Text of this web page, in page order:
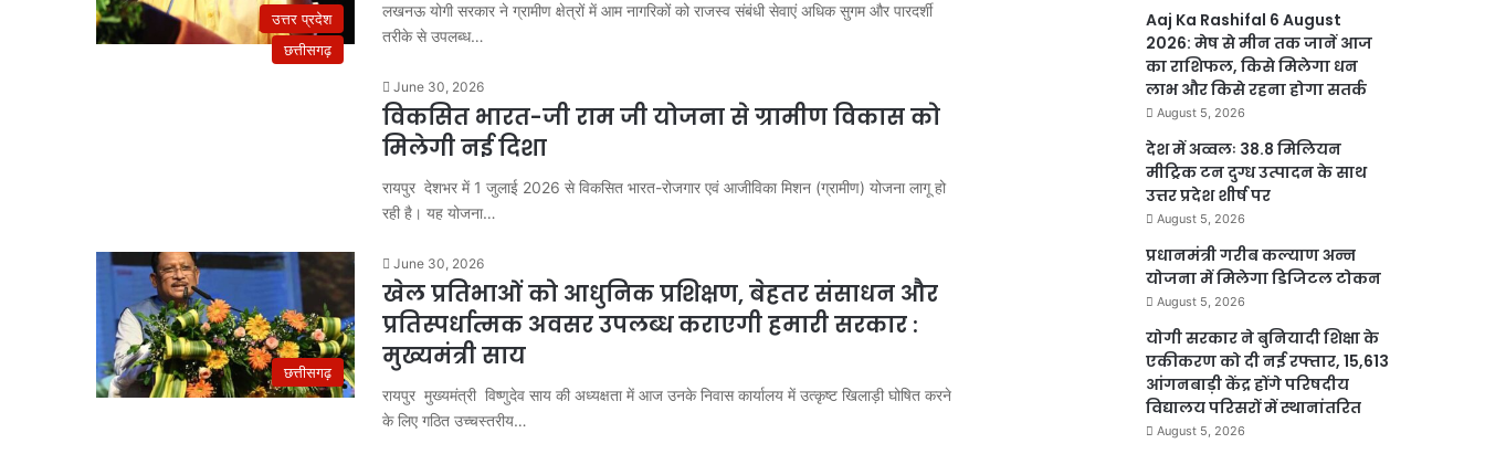
उत्तर प्रदेश
लखनऊ योगी सरकार ने ग्रामीण क्षेत्रों में आम नागरिकों को राजस्व संबंधी सेवाएं अधिक सुगम और पारदर्शी
तरीके से उपलब्ध…
छत्तीसगढ़
June 30, 2026
विकसित भारत-जी राम जी योजना से ग्रामीण विकास को
मिलेगी नई दिशा
रायपुर देशभर में 1 जुलाई 2026 से विकसित भारत-रोजगार एवं आजीविका मिशन (ग्रामीण) योजना लागू हो
रही है। यह योजना…
छत्तीसगढ़
June 30, 2026
खेल प्रतिभाओं को आधुनिक प्रशिक्षण, बेहतर संसाधन और
प्रतिस्पर्धात्मक अवसर उपलब्ध कराएगी हमारी सरकार :
मुख्यमंत्री साय
रायपुर मुख्यमंत्री विष्णुदेव साय की अध्यक्षता में आज उनके निवास कार्यालय में उत्कृष्ट खिलाड़ी घोषित करने
के लिए गठित उच्चस्तरीय…
Aaj Ka Rashifal 6 August
2026: मेष से मीन तक जानें आज
का राशिफल, किसे मिलेगा धन
लाभ और किसे रहना होगा सतर्क
August 5, 2026
देश में अव्वलः 38.8 मिलियन
मीट्रिक टन दुग्ध उत्पादन के साथ
उत्तर प्रदेश शीर्ष पर
August 5, 2026
प्रधानमंत्री गरीब कल्याण अन्न
योजना में मिलेगा डिजिटल टोकन
August 5, 2026
योगी सरकार ने बुनियादी शिक्षा के
एकीकरण को दी नई रफ्तार, 15,613
आंगनबाड़ी केंद्र होंगे परिषदीय
विद्यालय परिसरों में स्थानांतरित
August 5, 2026